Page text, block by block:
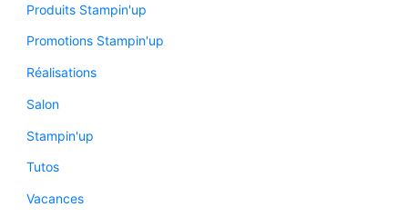
Produits Stampin'up
Promotions Stampin'up
Réalisations
Salon
Stampin'up
Tutos
Vacances